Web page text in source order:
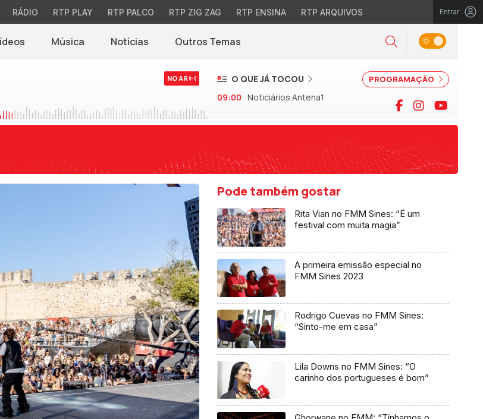
RÁDIO RTP PLAY RTP PALCO RTP ZIG ZAG RTP ENSINA RTP ARQUIVOS Entrar
Música Notícias(abre em nova janela)
Outros Temas Pesquisar
Alternar tema
NO AR PROGRAMAÇÃO
O QUE JÁ TOCOU
09:00 Noticiários Antena1 Facebook
Instagram
Pode também gostar
Rita Vian no FMM Sines: “É um
festival com muita magia”
A primeira emissão especial no
FMM Sines 2023
Rodrigo Cuevas no FMM Sines:
“Sinto-me em casa”
Lila Downs no FMM Sines: “O
carinho dos portugueses é bom”